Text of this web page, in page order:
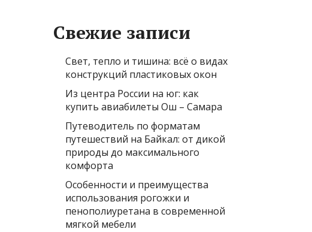
Свежие записи
Свет, тепло и тишина: всё о видах
конструкций пластиковых окон
Из центра России на юг: как
купить авиабилеты Ош – Самара
Путеводитель по форматам
путешествий на Байкал: от дикой
природы до максимального
комфорта
Особенности и преимущества
использования рогожки и
пенополиуретана в современной
мягкой мебели